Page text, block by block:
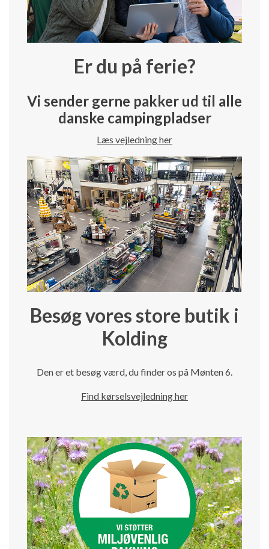
Er du på ferie?
Vi sender gerne pakker ud til alle
danske campingpladser
Læs vejledning her
Besøg vores store butik i
Kolding
Den er et besøg værd, du finder os på Mønten 6.
Find kørselsvejledning her